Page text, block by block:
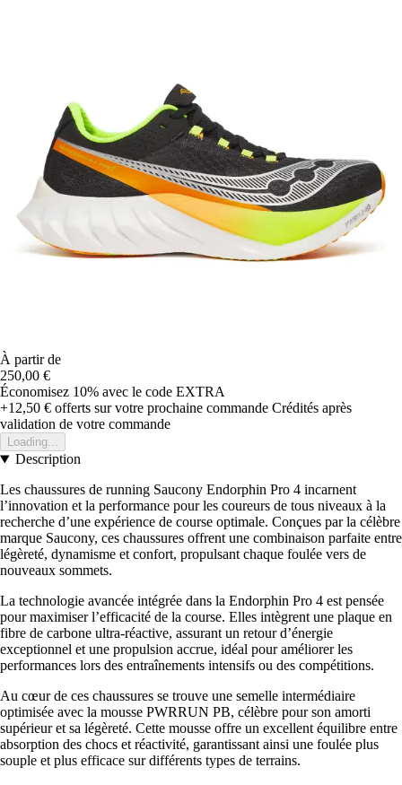
À partir de
250,00 €
Économisez 10% avec le code EXTRA
+12,50 € offerts sur votre prochaine commande Crédités après
validation de votre commande
Loading...
Description
Les chaussures de running Saucony Endorphin Pro 4 incarnent
l’innovation et la performance pour les coureurs de tous niveaux à la
recherche d’une expérience de course optimale. Conçues par la célèbre
marque Saucony, ces chaussures offrent une combinaison parfaite entre
légèreté, dynamisme et confort, propulsant chaque foulée vers de
nouveaux sommets.
La technologie avancée intégrée dans la Endorphin Pro 4 est pensée
pour maximiser l’efficacité de la course. Elles intègrent une plaque en
fibre de carbone ultra-réactive, assurant un retour d’énergie
exceptionnel et une propulsion accrue, idéal pour améliorer les
performances lors des entraînements intensifs ou des compétitions.
Au cœur de ces chaussures se trouve une semelle intermédiaire
optimisée avec la mousse PWRRUN PB, célèbre pour son amorti
supérieur et sa légèreté. Cette mousse offre un excellent équilibre entre
absorption des chocs et réactivité, garantissant ainsi une foulée plus
souple et plus efficace sur différents types de terrains.